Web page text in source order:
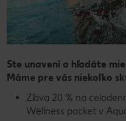
Ste unavení a hľadáte
Máme pre vás niekoľko
Zľava 20 % na
Wellness packet v